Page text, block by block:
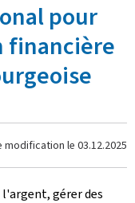
pour
financière
modification le 03.12.2025
gérer des